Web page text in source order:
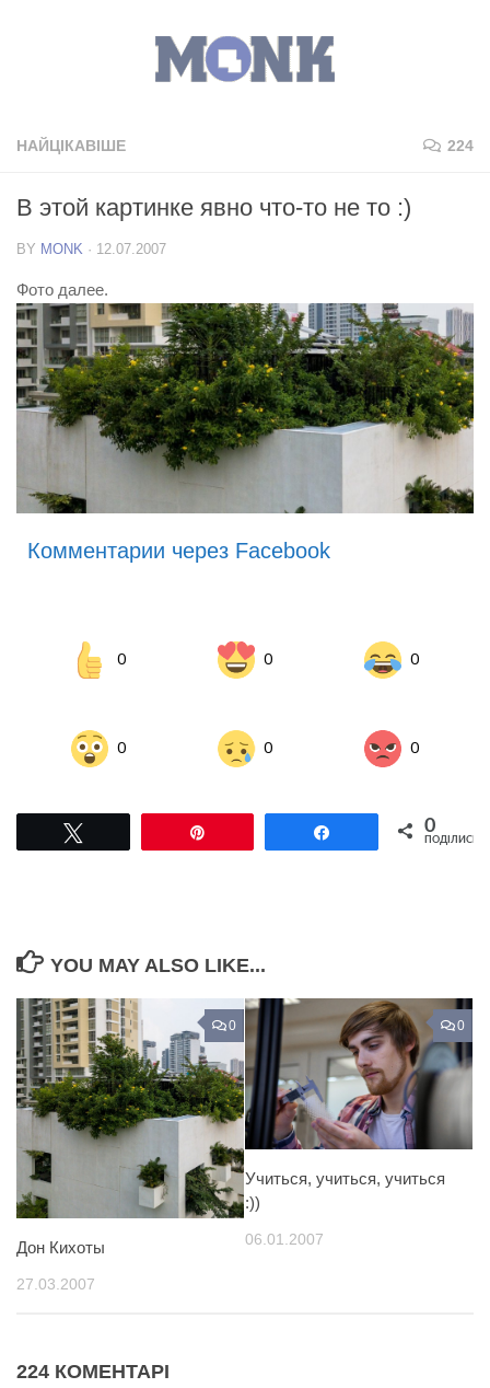
НАЙЦІКАВІШЕ 224
В этой картинке явно что-то не то :)
BY MONK · 12.07.2007
Фото далее.
Комментарии через Facebook
0 0 0
0 0 0
Поділитися0
ПОДІЛИСЬ
YOU MAY ALSO LIKE...
0
Дон Кихоты
27.03.2007
0
Учиться, учиться, учиться
:))
06.01.2007
224 КОМЕНТАРІ